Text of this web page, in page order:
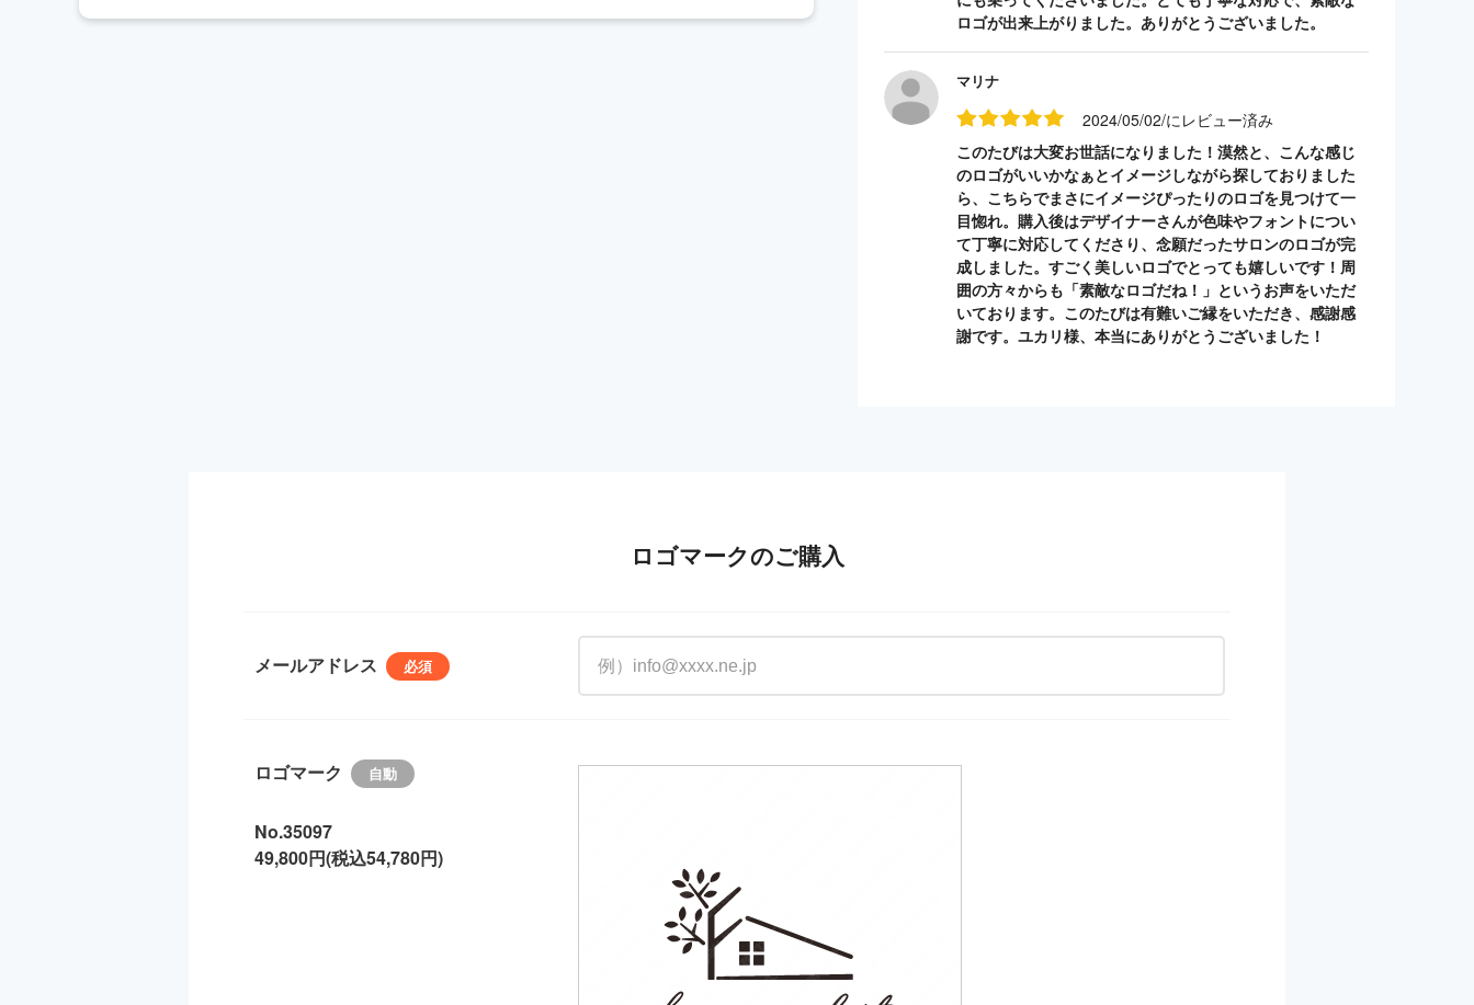
ロゴが出来上がりました。ありがとうございました。
マリナ
2024/05/02/にレビュー済み
このたびは大変お世話になりました！漠然と、こんな感じ
のロゴがいいかなぁとイメージしながら探しておりました
ら、こちらでまさにイメージぴったりのロゴを見つけて一
目惚れ。購入後はデザイナーさんが色味やフォントについ
て丁寧に対応してくださり、念願だったサロンのロゴが完
成しました。すごく美しいロゴでとっても嬉しいです！周
囲の方々からも「素敵なロゴだね！」というお声をいただ
いております。このたびは有難いご縁をいただき、感謝感
謝です。ユカリ様、本当にありがとうございました！
ロゴマークのご購入
メールアドレス
ロゴマーク
No.35097
49,800円(税込54,780円)